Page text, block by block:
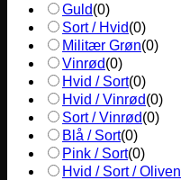
Guld(0)
Sort / Hvid(0)
Militær Grøn(0)
Vinrød(0)
Hvid / Sort(0)
Hvid / Vinrød(0)
Sort / Vinrød(0)
Blå / Sort(0)
Pink / Sort(0)
Hvid / Sort / Oliven